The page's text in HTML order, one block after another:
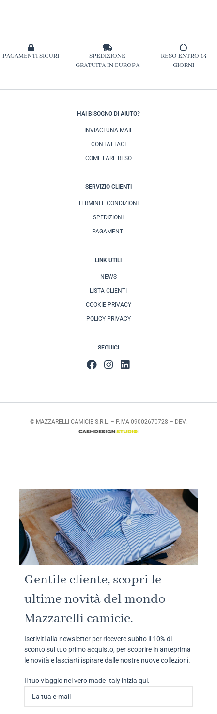
PAGAMENTI SICURI
SPEDIZIONE
GRATUITA IN EUROPA
RESO ENTRO 14
GIORNI
HAI BISOGNO DI AIUTO?
INVIACI UNA MAIL
CONTATTACI
COME FARE RESO
SERVIZIO CLIENTI
TERMINI E CONDIZIONI
SPEDIZIONI
PAGAMENTI
LINK UTILI
NEWS
LISTA CLIENTI
COOKIE PRIVACY
POLICY PRIVACY
SEGUICI
© MAZZARELLI CAMICIE S.R.L. – P.IVA 09002670728 – DEV.
Gentile cliente, scopri le
ultime novità del mondo
Mazzarelli camicie.
Iscriviti alla newsletter per ricevere subito il 10% di
sconto sul tuo primo acquisto, per scoprire in anteprima
le novità e lasciarti ispirare dalle nostre nuove collezioni.
Il tuo viaggio nel vero made Italy inizia qui.